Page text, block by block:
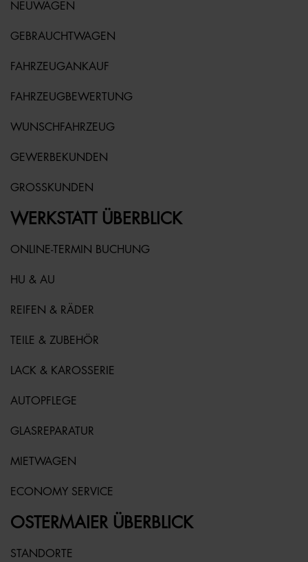
NEUWAGEN
GEBRAUCHTWAGEN
FAHRZEUGANKAUF
FAHRZEUGBEWERTUNG
WUNSCHFAHRZEUG
GEWERBEKUNDEN
GROSSKUNDEN
WERKSTATT ÜBERBLICK
ONLINE-TERMIN BUCHUNG
HU & AU
REIFEN & RÄDER
TEILE & ZUBEHÖR
LACK & KAROSSERIE
AUTOPFLEGE
GLASREPARATUR
MIETWAGEN
ECONOMY SERVICE
OSTERMAIER ÜBERBLICK
STANDORTE